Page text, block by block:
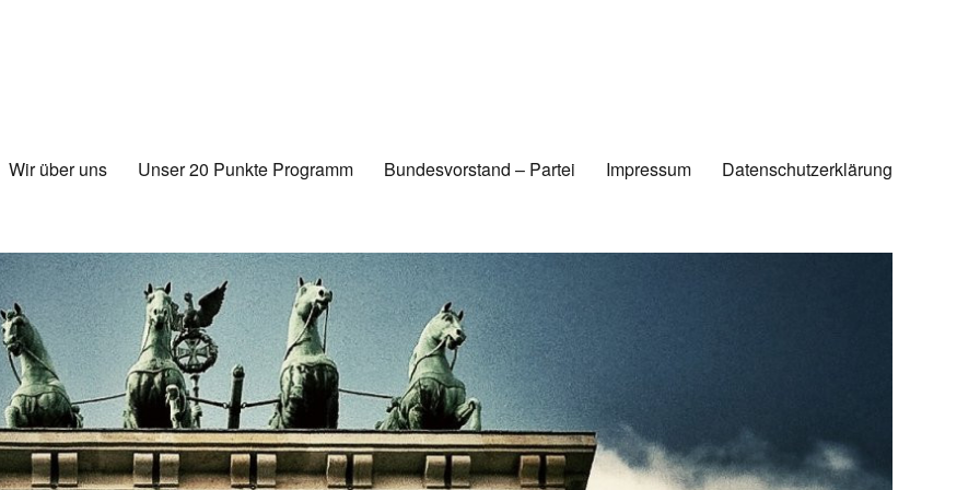
Wir über uns Unser 20 Punkte Programm Bundesvorstand – Partei Impressum Datenschutzerklärung